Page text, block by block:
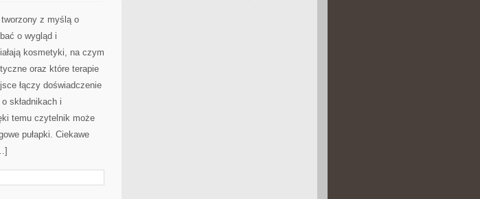
z myślą o
o wygląd i
kosmetyki, na czym
oraz które terapie
łączy doświadczenie
składnikach i
temu czytelnik może
pułapki. Ciekawe